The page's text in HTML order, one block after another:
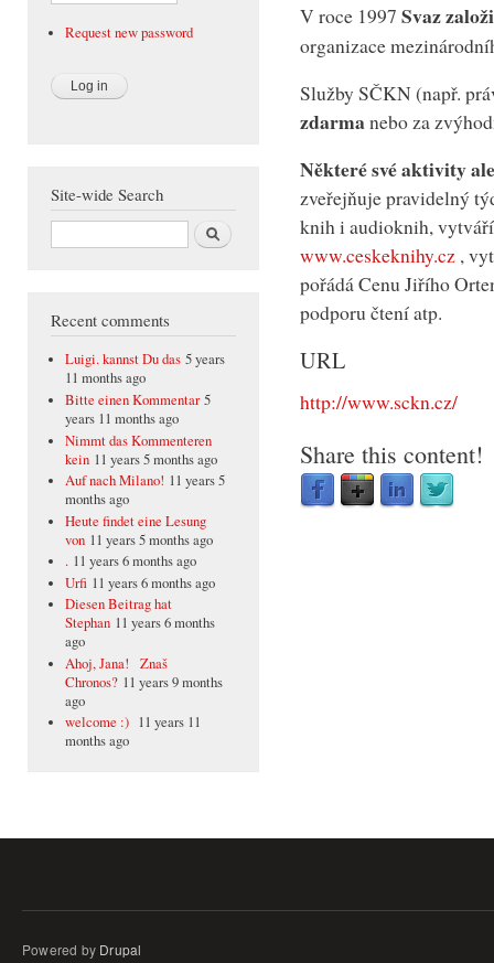
Request new password
Site-wide Search
Search
Recent comments
Luigi. kannst Du das 5 years
11 months ago
Bitte einen Kommentar 5
years 11 months ago
Nimmt das Kommenteren
kein 11 years 5 months ago
Auf nach Milano! 11 years 5
months ago
Heute findet eine Lesung
von 11 years 5 months ago
. 11 years 6 months ago
Urfi 11 years 6 months ago
Diesen Beitrag hat
Stephan 11 years 6 months
ago
Ahoj, Jana! Znaš
Chronos? 11 years 9 months
ago
welcome :) 11 years 11
months ago
V roce 1997 Svaz
organizace
Služby SČKN (např.
zdarmanebo za
Některé své aktivity
zveřejňuje pravidelný
knih i audioknih,
www.ceskeknihy.cz ,
pořádá Cenu Jiřího
podporu čtení atp.
URL
http://www.sckn.cz/
Share this content!
Powered by Drupal